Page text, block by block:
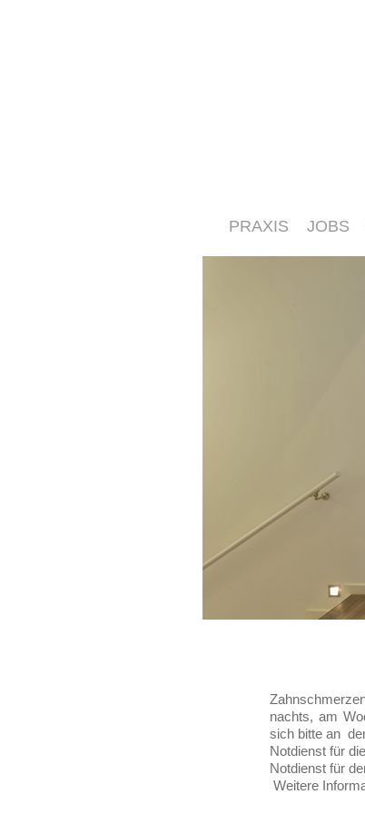
PRAXIS JOBS
nachts, am
sich bitte an
Notdienst für
Notdienst für
Weitere